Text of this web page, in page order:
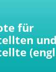
für
und